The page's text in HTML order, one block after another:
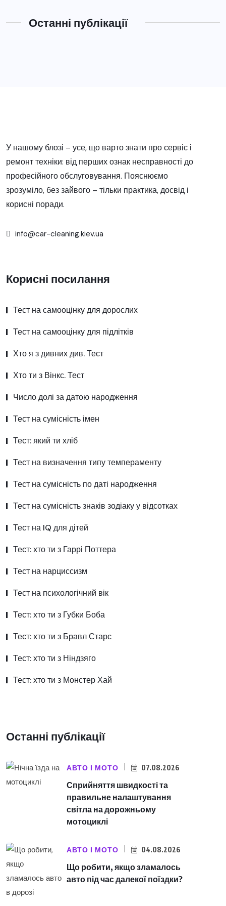
Останні публікації
У нашому блозі – усе, що варто знати про сервіс і
ремонт техніки: від перших ознак несправності до
професійного обслуговування. Пояснюємо
зрозуміло, без зайвого – тільки практика, досвід і
корисні поради.
info@car-cleaning.kiev.ua
Корисні посилання
Тест на самооцінку для дорослих
Тест на самооцінку для підлітків
Хто я з дивних див. Тест
Хто ти з Вінкс. Тест
Число долі за датою народження
Тест на сумісність імен
Тест: який ти хліб
Тест на визначення типу темпераменту
Тест на сумісність по даті народження
Тест на сумісність знаків зодіаку у відсотках
Тест на IQ для дітей
Тест: хто ти з Гаррі Поттера
Тест на нарциссизм
Тест на психологічний вік
Тест: хто ти з Губки Боба
Тест: хто ти з Бравл Старс
Тест: хто ти з Ніндзяго
Тест: хто ти з Монстер Хай
Останні публікації
АВТО І МОТО 07.08.2026
Сприйняття швидкості та
правильне налаштування
світла на дорожньому
мотоциклі
АВТО І МОТО 04.08.2026
Що робити, якщо зламалось
авто під час далекої поїздки?